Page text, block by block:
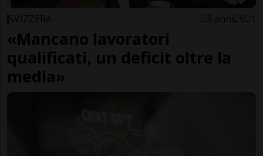
SVIZZERA 3 anni 9 1
«Mancano lavoratori
qualificati, un deficit oltre la
media»